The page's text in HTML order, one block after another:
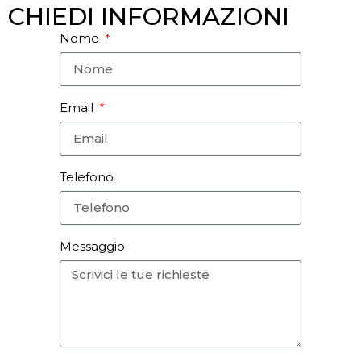
CHIEDI INFORMAZIONI
Nome
Email
Telefono
Messaggio